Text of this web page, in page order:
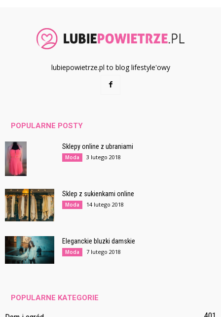
lubiepowietrze.pl to blog lifestyle'owy
POPULARNE POSTY
Sklepy online z ubraniami
Moda 3 lutego 2018
Sklep z sukienkami online
Moda 14 lutego 2018
Eleganckie bluzki damskie
Moda 7 lutego 2018
POPULARNE KATEGORIE